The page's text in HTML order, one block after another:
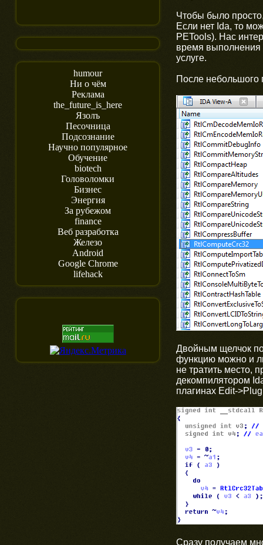
humour
Ни о чём
Реклама
the_future_is_here
Язолъ
Песочница
Подсознание
Научно популярное
Обучение
biotech
Головоломки
Бизнес
Энергия
За рубежом
finance
Веб разработка
Железо
Android
Google Chrome
lifehack
Чтобы было
Если нет Ida, то
PETools). Нас
время выполнения
услуге.
После небольшого
Двойным щелчок
функцию можно и
не тратить место,
декомпилятором
плагинах Edit-
Сразу получаем